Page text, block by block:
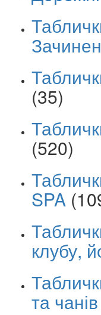
(35)
(520)
SPA
клубу,
та чанів